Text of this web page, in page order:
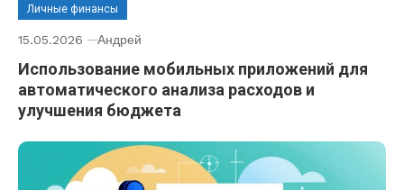
Личные финансы
15.05.2026 Андрей
Использование мобильных приложений для
автоматического анализа расходов и
улучшения бюджета